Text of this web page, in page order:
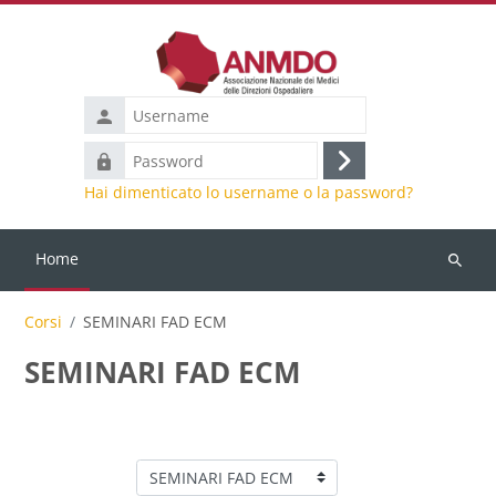
Username
Password
Login
Hai dimenticato lo username o la password?
Home
Cerca
Corsi SEMINARI FAD ECM
SEMINARI FAD ECM
Categorie di corso